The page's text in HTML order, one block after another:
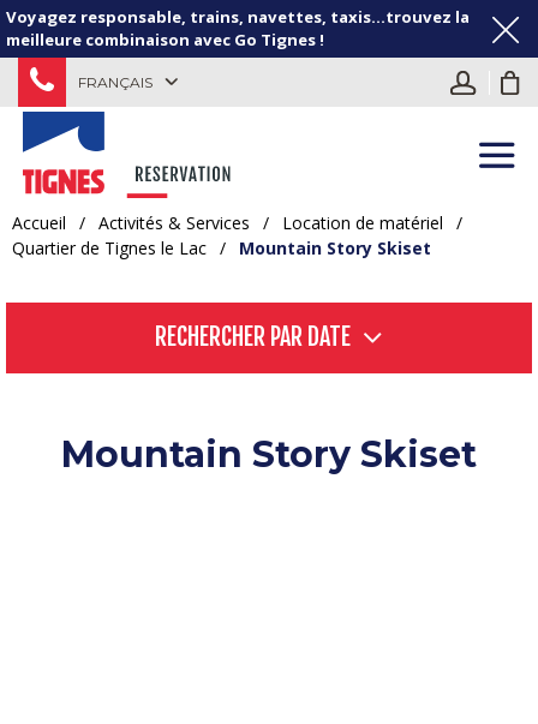
Voyagez responsable, trains, navettes, taxis...trouvez la
meilleure combinaison avec Go Tignes !
FRANÇAIS
Accueil / Activités & Services / Location de matériel
/
Quartier de Tignes le Lac / Mountain Story Skiset
RECHERCHER PAR DATE
Mountain Story Skiset